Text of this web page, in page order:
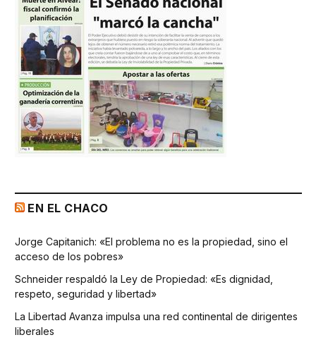
EN EL CHACO
Jorge Capitanich: «El problema no es la propiedad, sino el
acceso de los pobres»
Schneider respaldó la Ley de Propiedad: «Es dignidad,
respeto, seguridad y libertad»
La Libertad Avanza impulsa una red continental de dirigentes
liberales